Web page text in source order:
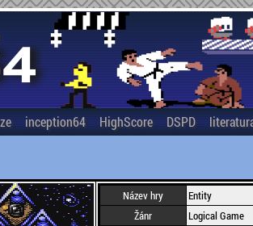
inception64 HighScore DSPD
Název hry
Entity
Žánr
Logical Game